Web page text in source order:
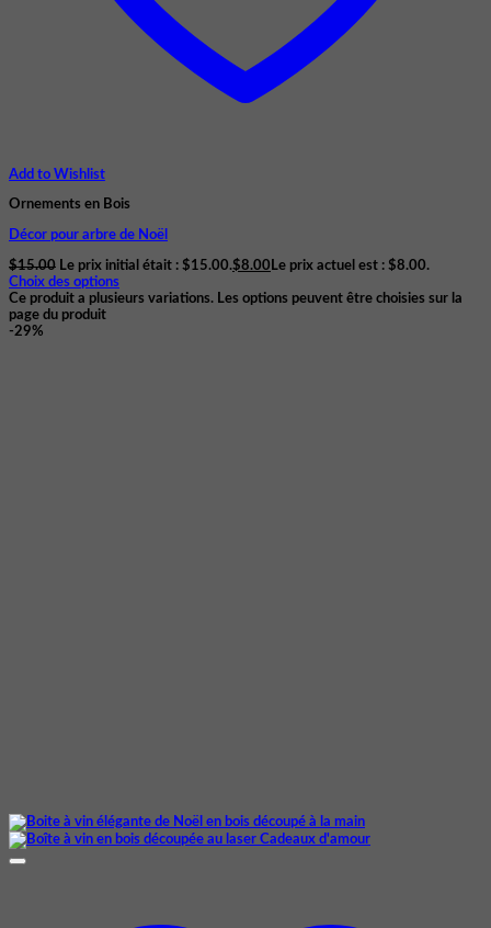
Add to Wishlist
Ornements en Bois
Décor pour arbre de Noël
$15.00 Le prix initial était : $15.00.$8.00 Le prix actuel est : $8.00.
Choix des options
Ce produit a plusieurs variations. Les options peuvent être choisies sur la
page du produit
-29%